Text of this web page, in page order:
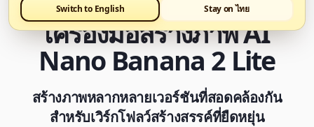
Switch to English
Stay on ไทย
เครื่องมือสร้างภาพ AI
Nano Banana 2 Lite
สร้างภาพหลากหลายเวอร์ชันที่สอดคล้องกัน
สำหรับเวิร์กโฟลว์สร้างสรรค์ที่ยืดหยุ่น